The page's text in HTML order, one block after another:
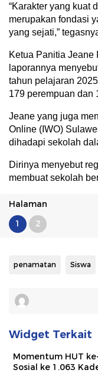
“Karakter yang kuat
merupakan fondasi
yang sejati,”
Ketua Panitia Jeane
laporannya
tahun pelajaran
179 perempuan dan
Jeane yang juga
Online (IWO)
dihadapi sekolah
Dirinya menyebut
membuat sekolah
Halaman
1
2
penamatan Siswa
Widget Terkait
Momentum HUT
Sosial ke 1.063